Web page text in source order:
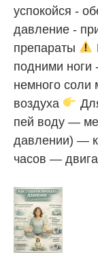
успокойся -
давление -
препараты
подними ноги
немного соли
воздуха
пей воду —
давлении) —
часов —